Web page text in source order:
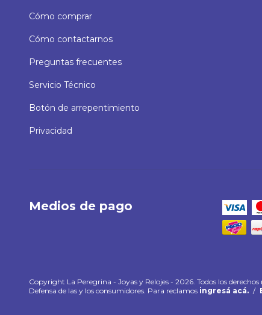
Cómo comprar
Cómo contactarnos
Preguntas frecuentes
Servicio Técnico
Botón de arrepentimiento
Privacidad
Medios de pago
Copyright La Peregrina - Joyas y Relojes - 2026. Todos los derechos
Defensa de las y los consumidores. Para reclamos ingresá acá. /